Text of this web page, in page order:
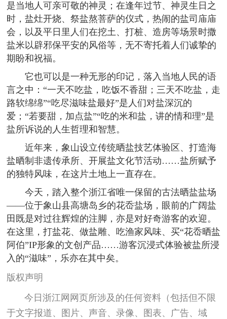
是当地人可亲可敬的神灵；在逢年过节、神灵生日之
时，盐灶开烧、祭盐熬菩萨的仪式，热闹的盐司庙庙
会，以及平日里人们在挖土、打桩、造房等场景时撒
盐米以辟邪保平安的风俗等，无不寄托着人们诚挚的
期盼和祝福。
它也可以是一种无形的印记，落入当地人民的语
言之中：“一天不吃盐，吃饭不香甜；三天不吃盐，走
路软绵绵”“吃尽滋味盐最好”是人们对盐深沉的
爱；“若要甜，加点盐”“吃的米和盐，讲的情和理”是
盐所诉说的人生哲理和智慧。
近年来，象山设立传统晒盐技艺体验区、打造海
盐晒制非遗传承所、开展盐文化节活动……盐所赋予
的独特风味，在这片土地上一直存在。
今天，踏入整个浙江省唯一保留的古法晒盐盐场
——位于象山县高塘岛乡的花岙盐场，眼前的广阔盐
田既是对过往辉煌的注脚，亦是对好奇游客的欢迎。
在这里，打盐花、做盐雕、吃渔家风味、买“花岙晒盐
阿伯”IP形象的文创产品……游客沉浸式体验被盐所浸
入的“滋味”，乐亦在其中矣。
版权声明
今日浙江网网页所涉及的任何资料（包括但不限
于文字报道、图片、声音、录像、图表、广告、域